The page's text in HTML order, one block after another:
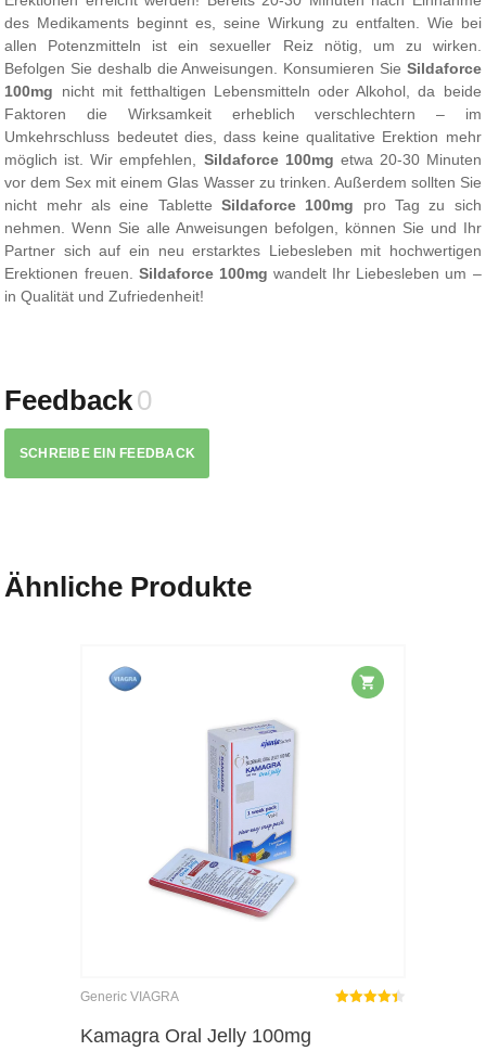
des Medikaments beginnt es, seine Wirkung zu entfalten. Wie bei
allen Potenzmitteln ist ein sexueller Reiz nötig, um zu wirken.
Befolgen Sie deshalb die Anweisungen. Konsumieren Sie Sildaforce
100mg nicht mit fetthaltigen Lebensmitteln oder Alkohol, da beide
Faktoren die Wirksamkeit erheblich verschlechtern – im
Umkehrschluss bedeutet dies, dass keine qualitative Erektion mehr
möglich ist. Wir empfehlen, Sildaforce 100mg etwa 20-30 Minuten
vor dem Sex mit einem Glas Wasser zu trinken. Außerdem sollten Sie
nicht mehr als eine Tablette Sildaforce 100mg pro Tag zu sich
nehmen. Wenn Sie alle Anweisungen befolgen, können Sie und Ihr
Partner sich auf ein neu erstarktes Liebesleben mit hochwertigen
Erektionen freuen. Sildaforce 100mg wandelt Ihr Liebesleben um –
in Qualität und Zufriedenheit!
Feedback0
SCHREIBE EIN FEEDBACK
Ähnliche Produkte
Generic VIAGRA
Kamagra Oral Jelly 100mg